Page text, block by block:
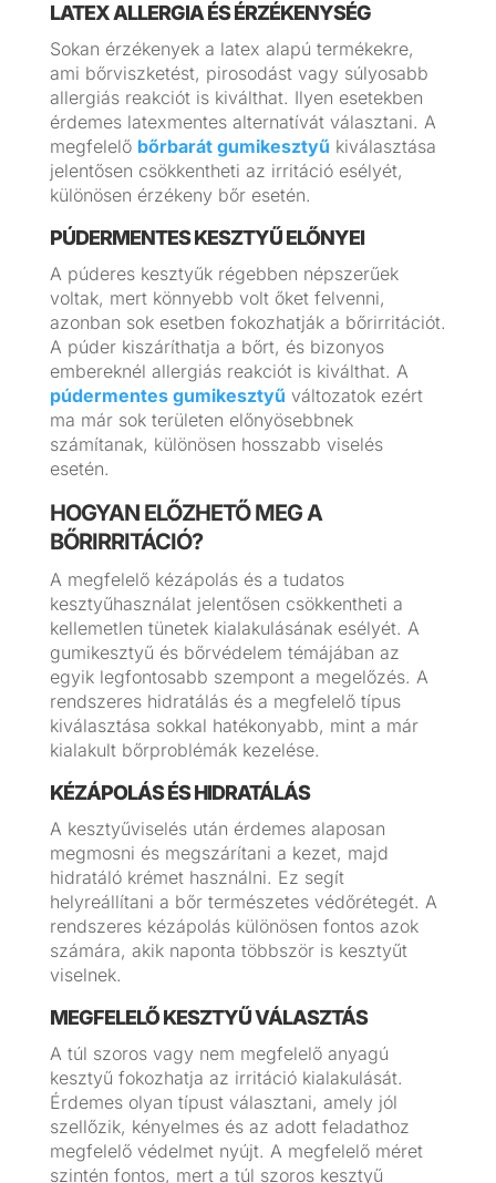
LATEX ALLERGIA ÉS ÉRZÉKENYSÉG
Sokan érzékenyek a latex alapú termékekre,
ami bőrviszketést, pirosodást vagy súlyosabb
allergiás reakciót is kiválthat. Ilyen esetekben
érdemes latexmentes alternatívát választani. A
megfelelő bőrbarát gumikesztyű kiválasztása
jelentősen csökkentheti az irritáció esélyét,
különösen érzékeny bőr esetén.
PÚDERMENTES KESZTYŰ ELŐNYEI
A púderes kesztyűk régebben népszerűek
voltak, mert könnyebb volt őket felvenni,
azonban sok esetben fokozhatják a bőrirritációt.
A púder kiszáríthatja a bőrt, és bizonyos
embereknél allergiás reakciót is kiválthat. A
púdermentes gumikesztyű változatok ezért
ma már sok területen előnyösebbnek
számítanak, különösen hosszabb viselés
esetén.
HOGYAN ELŐZHETŐ MEG A
BŐRIRRITÁCIÓ?
A megfelelő kézápolás és a tudatos
kesztyűhasználat jelentősen csökkentheti a
kellemetlen tünetek kialakulásának esélyét. A
gumikesztyű és bőrvédelem témájában az
egyik legfontosabb szempont a megelőzés. A
rendszeres hidratálás és a megfelelő típus
kiválasztása sokkal hatékonyabb, mint a már
kialakult bőrproblémák kezelése.
KÉZÁPOLÁS ÉS HIDRATÁLÁS
A kesztyűviselés után érdemes alaposan
megmosni és megszárítani a kezet, majd
hidratáló krémet használni. Ez segít
helyreállítani a bőr természetes védőrétegét. A
rendszeres kézápolás különösen fontos azok
számára, akik naponta többször is kesztyűt
viselnek.
MEGFELELŐ KESZTYŰ VÁLASZTÁS
A túl szoros vagy nem megfelelő anyagú
kesztyű fokozhatja az irritáció kialakulását.
Érdemes olyan típust választani, amely jól
szellőzik, kényelmes és az adott feladathoz
megfelelő védelmet nyújt. A megfelelő méret
szintén fontos, mert a túl szoros kesztyű